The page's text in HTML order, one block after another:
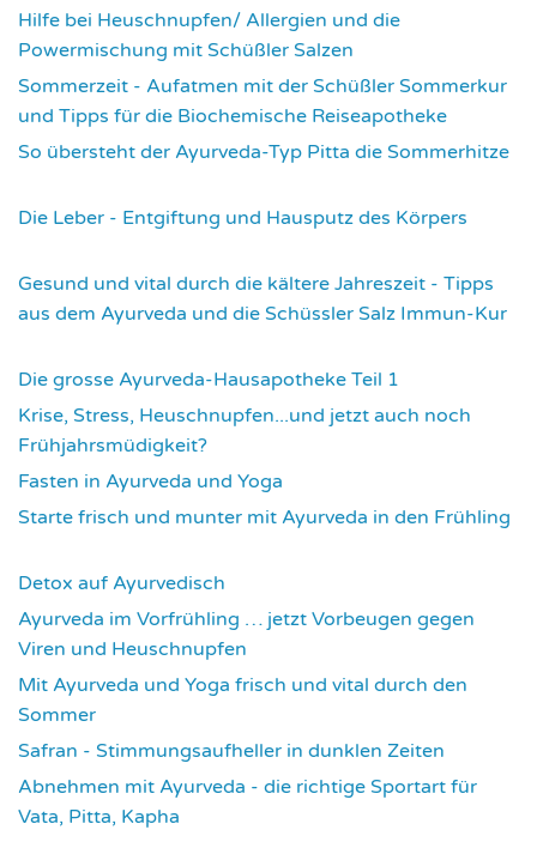
Hilfe bei Heuschnupfen/ Allergien und die
Powermischung mit Schüßler Salzen
Sommerzeit - Aufatmen mit der Schüßler Sommerkur
und Tipps für die Biochemische Reiseapotheke
So übersteht der Ayurveda-Typ Pitta die Sommerhitze
Die Leber - Entgiftung und Hausputz des Körpers
Gesund und vital durch die kältere Jahreszeit - Tipps
aus dem Ayurveda und die Schüssler Salz Immun-Kur
Die grosse Ayurveda-Hausapotheke Teil 1
Krise, Stress, Heuschnupfen...und jetzt auch noch
Frühjahrsmüdigkeit?
Fasten in Ayurveda und Yoga
Starte frisch und munter mit Ayurveda in den Frühling
Detox auf Ayurvedisch
Ayurveda im Vorfrühling … jetzt Vorbeugen gegen
Viren und Heuschnupfen
Mit Ayurveda und Yoga frisch und vital durch den
Sommer
Safran - Stimmungsaufheller in dunklen Zeiten
Abnehmen mit Ayurveda - die richtige Sportart für
Vata, Pitta, Kapha